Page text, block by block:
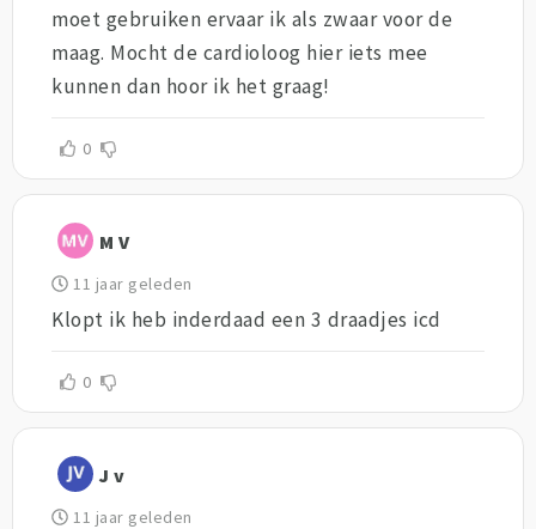
moet gebruiken ervaar ik als zwaar voor de
maag. Mocht de cardioloog hier iets mee
kunnen dan hoor ik het graag!
0
M V
11 jaar geleden
Klopt ik heb inderdaad een 3 draadjes icd
0
J v
11 jaar geleden